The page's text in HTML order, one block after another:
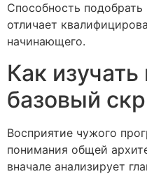
Способность
отличает
начинающего.
Как изучать
базовый
Восприятие чужого
понимания общей
вначале анализирует